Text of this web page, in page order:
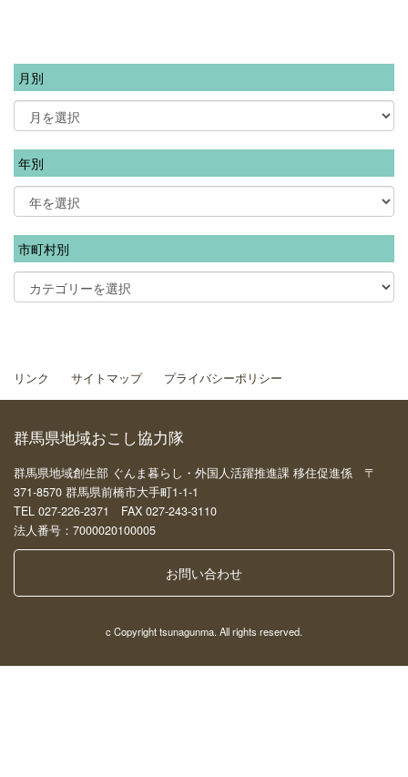
月別
年別
市町村別
リンク サイトマップ プライバシーポリシー
群馬県地域おこし協力隊
群馬県地域創生部 ぐんま暮らし・外国人活躍推進課 移住促進係 〒
371-8570 群馬県前橋市大手町1-1-1
TEL 027-226-2371 FAX 027-243-3110
法人番号：7000020100005
お問い合わせ
c Copyright tsunagunma. All rights reserved.